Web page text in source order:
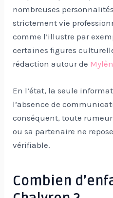
nombreuses
strictement vie
comme l’illustre par
certaines figures
rédaction autour de
En l’état, la seule
l’absence de
conséquent, toute
ou sa partenaire ne
vérifiable.
Combien